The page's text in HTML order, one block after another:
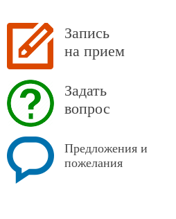
Запись
на прием
Задать
вопрос
Предложения и
пожелания